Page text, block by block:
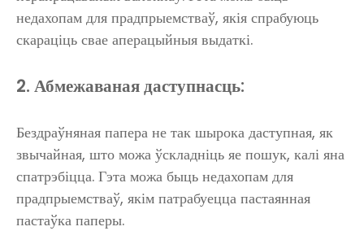
недахопам для прадпрыемстваў, якія спрабуюць
скараціць свае аперацыйныя выдаткі.
2. Абмежаваная даступнасць:
Бездраўняная папера не так шырока даступная, як
звычайная, што можа ўскладніць яе пошук, калі яна
спатрэбіцца. Гэта можа быць недахопам для
прадпрыемстваў, якім патрабуецца пастаянная
пастаўка паперы.